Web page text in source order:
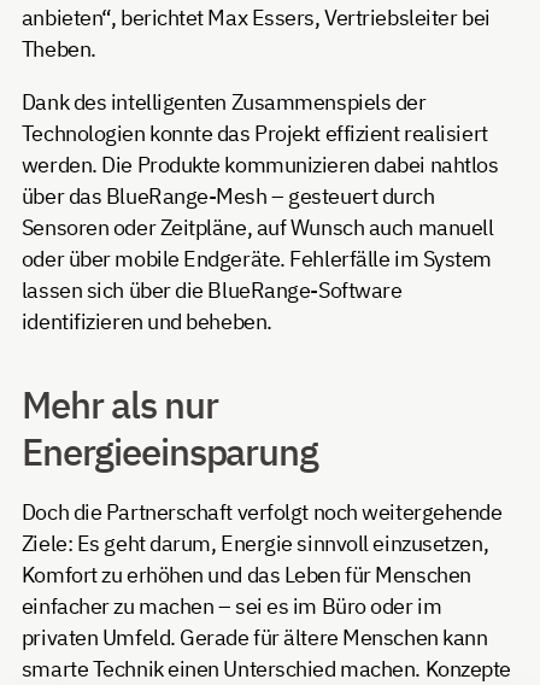
anbieten“, berichtet Max Essers, Vertriebsleiter bei
Theben.
Dank des intelligenten Zusammenspiels der
Technologien konnte das Projekt effizient realisiert
werden. Die Produkte kommunizieren dabei nahtlos
über das BlueRange-Mesh – gesteuert durch
Sensoren oder Zeitpläne, auf Wunsch auch manuell
oder über mobile Endgeräte. Fehlerfälle im System
lassen sich über die BlueRange-Software
identifizieren und beheben.
Mehr als nur
Energieeinsparung
Doch die Partnerschaft verfolgt noch weitergehende
Ziele: Es geht darum, Energie sinnvoll einzusetzen,
Komfort zu erhöhen und das Leben für Menschen
einfacher zu machen – sei es im Büro oder im
privaten Umfeld. Gerade für ältere Menschen kann
smarte Technik einen Unterschied machen. Konzepte